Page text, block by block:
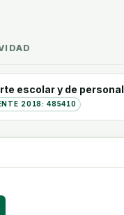
escolar y de personal
2018: 485410